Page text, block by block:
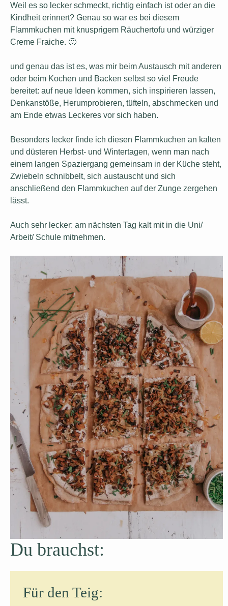
Weil es so lecker schmeckt, richtig einfach ist oder an die
Kindheit erinnert? Genau so war es bei diesem
Flammkuchen mit knusprigem Räuchertofu und würziger
Creme Fraiche. 🙂
und genau das ist es, was mir beim Austausch mit anderen
oder beim Kochen und Backen selbst so viel Freude
bereitet: auf neue Ideen kommen, sich inspirieren lassen,
Denkanstöße, Herumprobieren, tüfteln, abschmecken und
am Ende etwas Leckeres vor sich haben.
Besonders lecker finde ich diesen Flammkuchen an kalten
und düsteren Herbst- und Wintertagen, wenn man nach
einem langen Spaziergang gemeinsam in der Küche steht,
Zwiebeln schnibbelt, sich austauscht und sich
anschließend den Flammkuchen auf der Zunge zergehen
lässt.
Auch sehr lecker: am nächsten Tag kalt mit in die Uni/
Arbeit/ Schule mitnehmen.
Du brauchst:
Für den Teig: